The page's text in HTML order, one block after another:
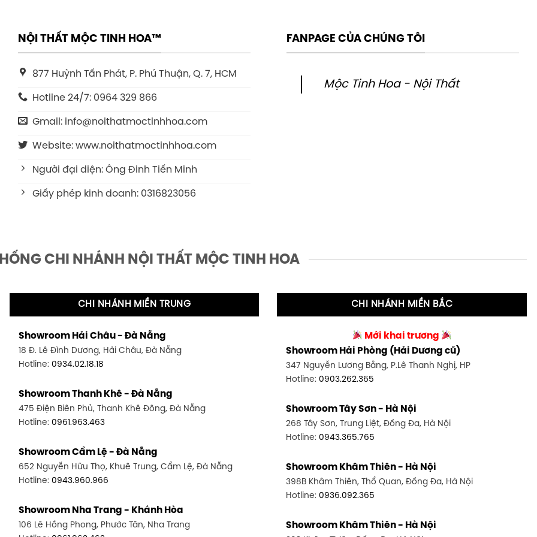
NỘI THẤT MỘC TINH HOA™
877 Huỳnh Tấn Phát, P. Phú Thuận, Q. 7, HCM
Hotline 24/7: 0964 329 866
Gmail: info@noithatmoctinhhoa.com
Website: www.noithatmoctinhhoa.com
Người đại diện: Ông Đinh Tiến Minh
Giấy phép kinh doanh: 0316823056
FANPAGE CỦA CHÚNG TÔI
Mộc Tinh Hoa - Nội Thất
CHI NHÁNH NỘI THẤT MỘC TINH HOA
CHI NHÁNH MIỀN TRUNG
Showroom Hải Châu - Đà Nẵng
18 Đ. Lê Đình Dương, Hải Châu, Đà Nẵng
Hotline: 0934.02.18.18
Showroom Thanh Khê - Đà Nẵng
475 Điện Biên Phủ, Thanh Khê Đông, Đà Nẵng
Hotline: 0961.963.463
Showroom Cẩm Lệ - Đà Nẵng
652 Nguyễn Hữu Thọ, Khuê Trung, Cẩm Lệ, Đà Nẵng
Hotline: 0943.960.966
Showroom Nha Trang - Khánh Hòa
106 Lê Hồng Phong, Phước Tân, Nha Trang
CHI NHÁNH MIỀN BẮC
Mới khai trương
Showroom Hải Phòng (Hải Dương cũ)
347 Nguyễn Lương Bằng, P.Lê Thanh Nghị, HP
Hotline:0903.262.365
Showroom Tây Sơn - Hà Nội
268 Tây Sơn, Trung Liệt, Đống Đa, Hà Nội
Hotline:0943.365.765
Showroom Khâm Thiên - Hà Nội
398B Khâm Thiên, Thổ Quan, Đống Đa, Hà Nội
Hotline:0936.092.365
Showroom Khâm Thiên - Hà Nội